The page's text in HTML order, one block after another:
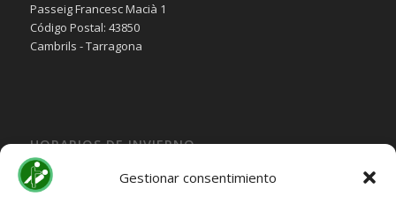
Gestionar consentimiento
Passeig Francesc Macià 1
Código Postal: 43850
Cambrils - Tarragona
HORARIOS DE INVIERNO
Lunes, Martes, Jueves y Viernes:
10:00H a 15:30H